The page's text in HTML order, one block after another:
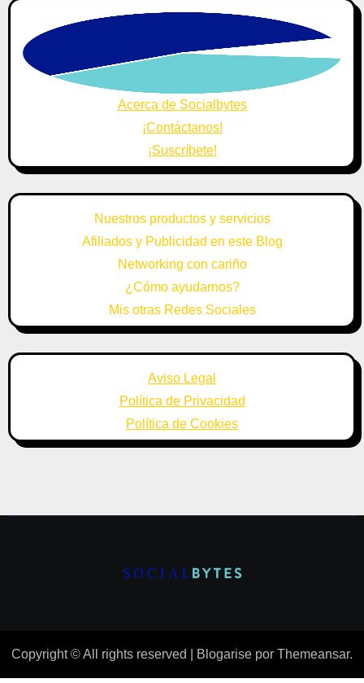
Acerca de Socialbytes
¡Contáctanos!
¡Suscríbete!
Nuestros productos y servicios
Afiliados y Publicidad en este Blog
Networking con cariño
¿Cómo ayudarnos?
Mis otras Redes Sociales
Aviso Legal
Política de Privacidad
Política de Cookies
Copyright © All rights reserved Blogarise por Themeansar.